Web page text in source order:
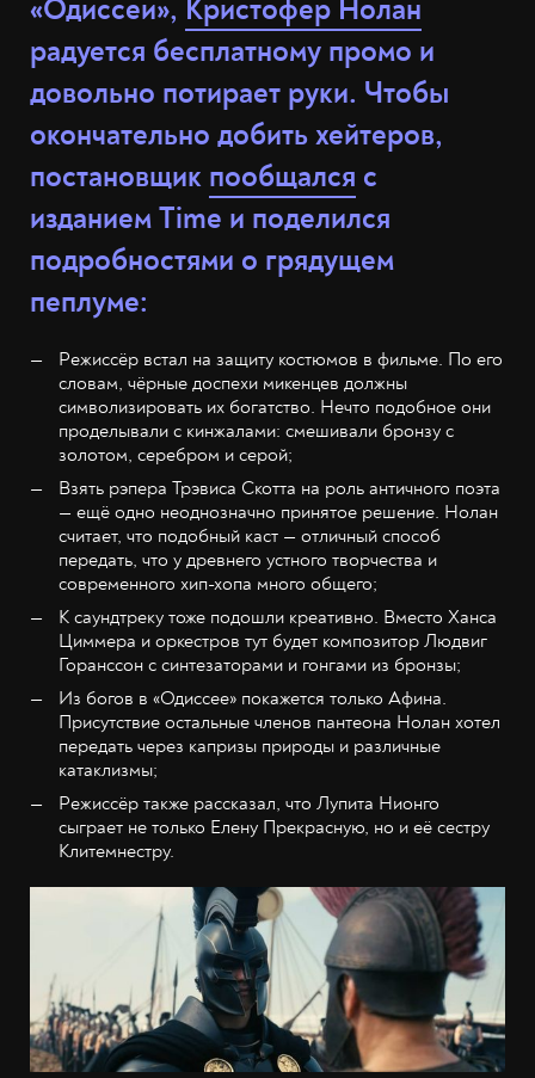
«Одиссеи», Кристофер Нолан
радуется бесплатному промо и
довольно потирает руки. Чтобы
окончательно добить хейтеров,
постановщик пообщался с
изданием Time и поделился
подробностями о грядущем
пеплуме:
Режиссёр встал на защиту костюмов в фильме. По его
словам, чёрные доспехи микенцев должны
символизировать их богатство. Нечто подобное они
проделывали с кинжалами: смешивали бронзу с
золотом, серебром и серой;
Взять рэпера Трэвиса Скотта на роль античного поэта
— ещё одно неоднозначно принятое решение. Нолан
считает, что подобный каст — отличный способ
передать, что у древнего устного творчества и
современного хип-хопа много общего;
К саундтреку тоже подошли креативно. Вместо Ханса
Циммера и оркестров тут будет композитор Людвиг
Горанссон с синтезаторами и гонгами из бронзы;
Из богов в «Одиссее» покажется только Афина.
Присутствие остальные членов пантеона Нолан хотел
передать через капризы природы и различные
катаклизмы;
Режиссёр также рассказал, что Лупита Нионго
сыграет не только Елену Прекрасную, но и её сестру
Клитемнестру.